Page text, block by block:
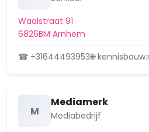
Waalstraat 91
6826BM Arnhem
☎ +31644493953🌐
M
Mediamerk
Mediabedrijf